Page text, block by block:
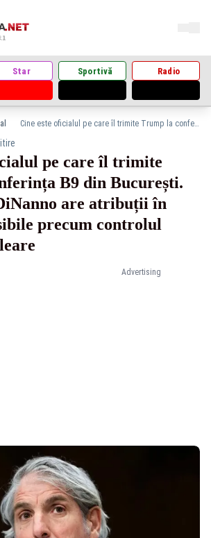
Star Sportivă Radio
Cine este oficialul pe care îl trimite Trump la conferința B9 din București. Thomas G. DiNanno are atribuții în domenii sensibile precum controlul armelor nucleare
Advertising
pe care îl trimite
B9 din București.
are atribuții în
precum controlul